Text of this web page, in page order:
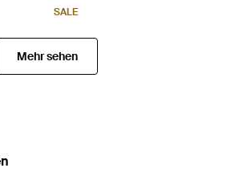
SALE
Mehr sehen